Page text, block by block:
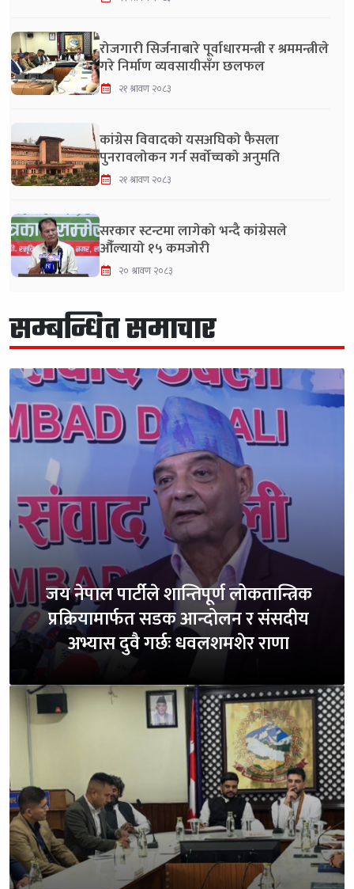
रोजगारी सिर्जनाबारे पूर्वाधारमन्त्री र श्रममन्त्रीले
गरे निर्माण व्यवसायीसँग छलफल
२१ श्रावण २०८३
कांग्रेस विवादको यसअघिको फैसला
पुनरावलोकन गर्न सर्वोच्चको अनुमति
२१ श्रावण २०८३
सरकार स्टन्टमा लागेको भन्दै कांग्रेसले
औँल्यायो १५ कमजोरी
२० श्रावण २०८३
सम्बन्धित समाचार
जय नेपाल पार्टीले शान्तिपूर्ण लोकतान्त्रिक
प्रक्रियामार्फत सडक आन्दोलन र संसदीय
अभ्यास दुवै गर्छः धवलशमशेर राणा